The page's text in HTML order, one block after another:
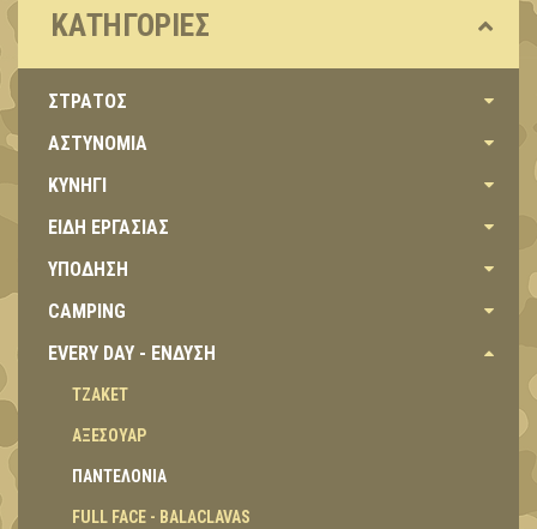
ΚΑΤΗΓΟΡΊΕΣ
ΣΤΡΑΤΟΣ
ΑΣΤΥΝΟΜΙΑ
ΚΥΝΗΓΙ
ΕΙΔΗ ΕΡΓΑΣΙΑΣ
ΥΠΟΔΗΣΗ
CAMPING
EVERY DAY - ΕΝΔΥΣΗ
ΤΖΑΚΕΤ
ΑΞΕΣΟΥΑΡ
ΠΑΝΤΕΛΟΝΙΑ
FULL FACE - BALACLAVAS